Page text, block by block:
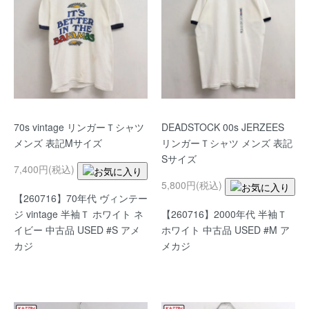
70s vintage リンガーＴシャツ
メンズ 表記Mサイズ
7,400円(税込)
【260716】70年代 ヴィンテー
ジ vintage 半袖Ｔ ホワイト ネ
イビー 中古品 USED #S アメ
カジ
DEADSTOCK 00s JERZEES
リンガーＴシャツ メンズ 表記
Sサイズ
5,800円(税込)
【260716】2000年代 半袖Ｔ
ホワイト 中古品 USED #M ア
メカジ